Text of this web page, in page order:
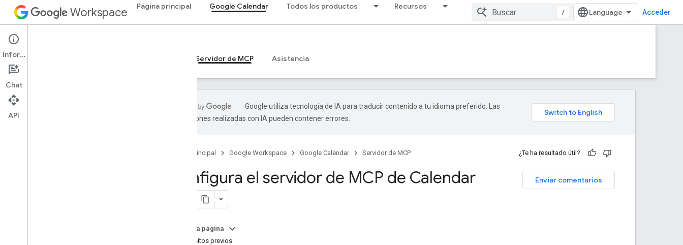
Workspace Página principal Google Calendar Todos los productos Recursos
/ Acceder
Google Calendar
Descripción general Servidor de MCP Asistencia
Google utiliza tecnología de IA para traducir contenido a tu idioma preferido. Las
traducciones realizadas con IA pueden contener errores.
Página principal Google Workspace Google Calendar Servidor de MCP ¿Te ha resultado útil?
Enviar comentarios
Configura el servidor de MCP de Calendar
En esta página
Requisitos previos
Información
Chat
API